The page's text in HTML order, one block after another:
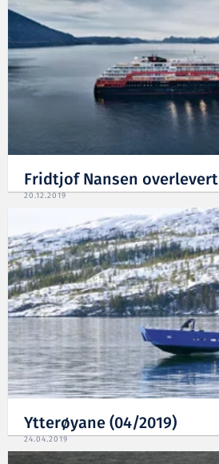
Fridtjof Nansen overlevert
20.12.2019
Ytterøyane (04/2019)
24.04.2019